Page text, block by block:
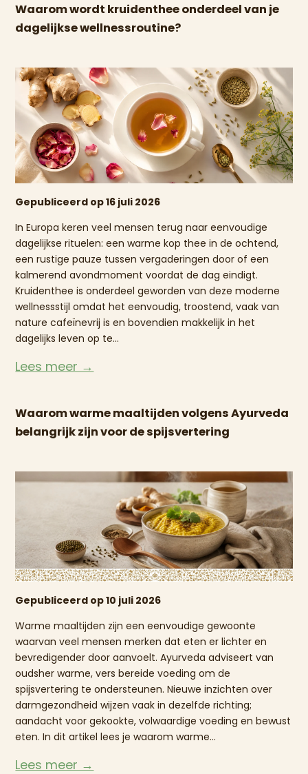
Waarom wordt kruidenthee onderdeel van je
dagelijkse wellnessroutine?
Gepubliceerd op 16 juli 2026
In Europa keren veel mensen terug naar eenvoudige
dagelijkse rituelen: een warme kop thee in de ochtend,
een rustige pauze tussen vergaderingen door of een
kalmerend avondmoment voordat de dag eindigt.
Kruidenthee is onderdeel geworden van deze moderne
wellnessstijl omdat het eenvoudig, troostend, vaak van
nature cafeïnevrij is en bovendien makkelijk in het
dagelijks leven op te...
Lees meer →
Waarom warme maaltijden volgens Ayurveda
belangrijk zijn voor de spijsvertering
Gepubliceerd op 10 juli 2026
Warme maaltijden zijn een eenvoudige gewoonte
waarvan veel mensen merken dat eten er lichter en
bevredigender door aanvoelt. Ayurveda adviseert van
oudsher warme, vers bereide voeding om de
spijsvertering te ondersteunen. Nieuwe inzichten over
darmgezondheid wijzen vaak in dezelfde richting;
aandacht voor gekookte, volwaardige voeding en bewust
eten. In dit artikel lees je waarom warme...
Lees meer →